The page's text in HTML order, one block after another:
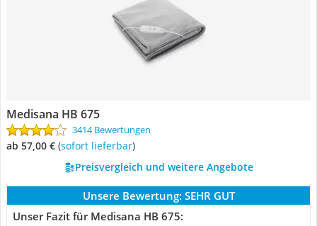
Medisana HB 675
3414 Bewertungen
ab 57,00 € ( Sofort lieferbar)
Preisvergleich und weitere Angebote
Unsere Bewertung: SEHR GUT
Unser Fazit für Medisana HB 675: